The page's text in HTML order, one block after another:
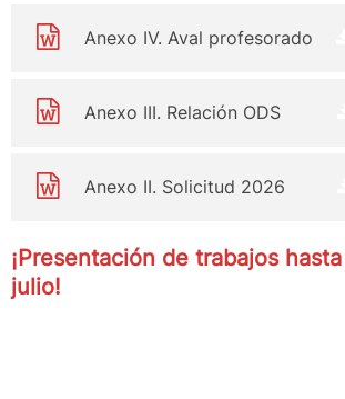
Anexo IV. Aval profesorado
Anexo III. Relación ODS
Anexo II. Solicitud 2026
¡Presentación de trabajos
julio!